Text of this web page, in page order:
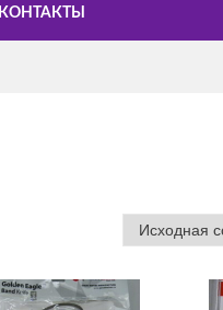
КОНТАКТЫ